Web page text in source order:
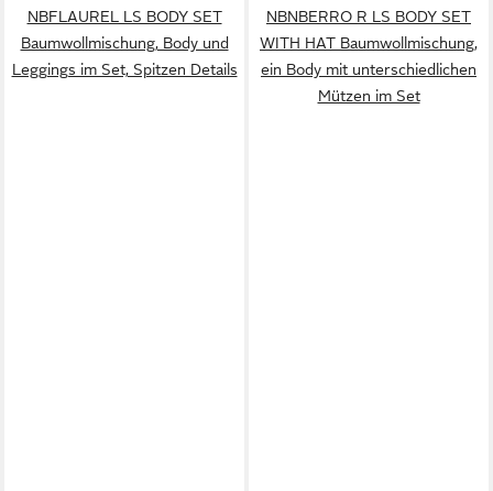
NBFLAUREL LS BODY SET
Baumwollmischung, Body und
Leggings im Set, Spitzen Details
NBNBERRO R LS BODY SET
WITH HAT Baumwollmischung,
ein Body mit unterschiedlichen
Mützen im Set